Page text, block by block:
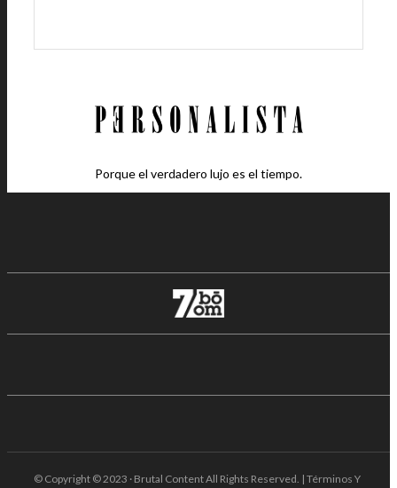
Porque el verdadero lujo es el tiempo.
© Copyright © 2023 · Brutal Content All Rights Reserved. | Términos Y